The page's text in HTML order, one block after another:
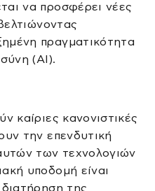
να προσφέρει νέες
πραγματικότητα
(AI).
καίριες κανονιστικές
την επενδυτική
των τεχνολογιών
υποδομή είναι
της